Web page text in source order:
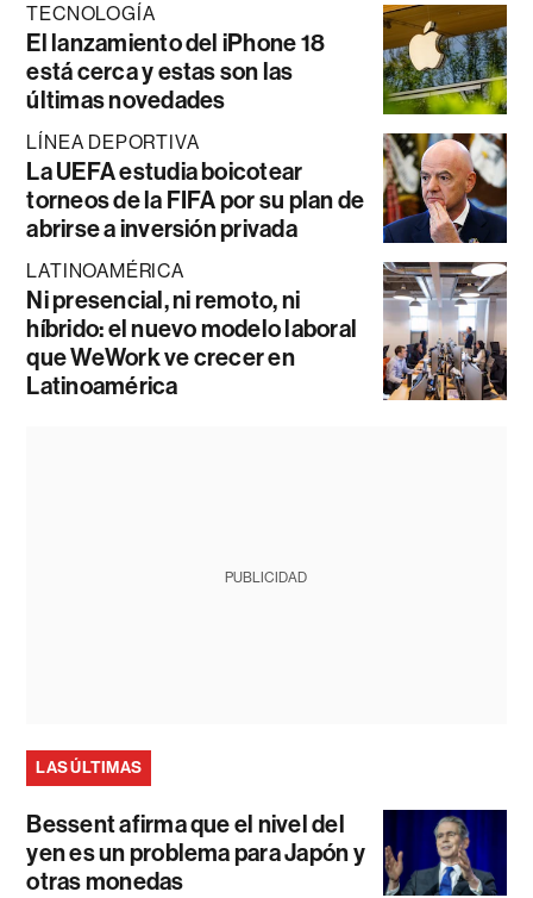
TECNOLOGÍA
El lanzamiento del iPhone 18
está cerca y estas son las
últimas novedades
LÍNEA DEPORTIVA
La UEFA estudia boicotear
torneos de la FIFA por su plan de
abrirse a inversión privada
LATINOAMÉRICA
Ni presencial, ni remoto, ni
híbrido: el nuevo modelo laboral
que WeWork ve crecer en
Latinoamérica
PUBLICIDAD
LAS ÚLTIMAS
Bessent afirma que el nivel del
yen es un problema para Japón y
otras monedas